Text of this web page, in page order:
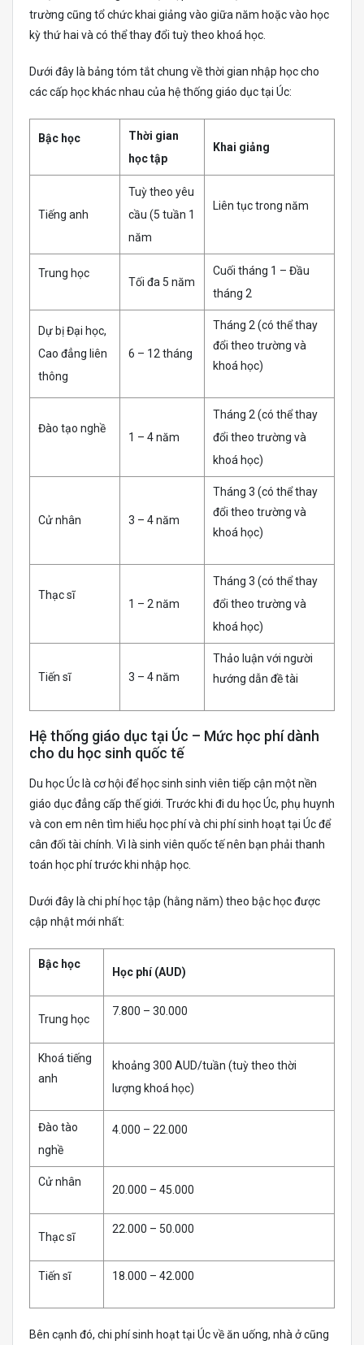
trường cũng tổ chức khai giảng vào giữa năm hoặc vào học
kỳ thứ hai và có thể thay đổi tuỳ theo khoá học.
Dưới đây là bảng tóm tắt chung về thời gian nhập học cho
các cấp học khác nhau của hệ thống giáo dục tại Úc:
Bậc học
Thời gian
học tập
Khai giảng
Tiếng anh
Tuỳ theo yêu
cầu (5 tuần 1
năm
Liên tục trong năm
Trung học
Tối đa 5 năm
Cuối tháng 1 – Đầu
tháng 2
Dự bị Đại học,
Cao đẳng liên
thông
6 – 12 tháng
Tháng 2 (có thể thay
đổi theo trường và
khoá học)
Đào tạo nghề
1 – 4 năm
Tháng 2 (có thể thay
đổi theo trường và
khoá học)
Cử nhân 3 – 4 năm
Tháng 3 (có thể thay
đổi theo trường và
khoá học)
Thạc sĩ
1 – 2 năm
Tháng 3 (có thể thay
đổi theo trường và
khoá học)
Tiến sĩ 3 – 4 năm
Thảo luận với người
hướng dẫn đề tài
Hệ thống giáo dục tại Úc – Mức học phí dành
cho du học sinh quốc tế
Du học Úc là cơ hội để học sinh sinh viên tiếp cận một nền
giáo dục đẳng cấp thế giới. Trước khi đi du học Úc, phụ huynh
và con em nên tìm hiểu học phí và chi phí sinh hoạt tại Úc để
cân đối tài chính. Vì là sinh viên quốc tế nên bạn phải thanh
toán học phí trước khi nhập học.
Dưới đây là chi phí học tập (hằng năm) theo bậc học được
cập nhật mới nhất:
Bậc học
Học phí (AUD)
Trung học
7.800 – 30.000
Khoá tiếng
anh
khoảng 300 AUD/tuần (tuỳ theo thời
lượng khoá học)
Đào tào
nghề
4.000 – 22.000
Cử nhân
20.000 – 45.000
Thạc sĩ
22.000 – 50.000
Tiến sĩ 18.000 – 42.000
Bên cạnh đó, chi phí sinh hoạt tại Úc về ăn uống, nhà ở cũng